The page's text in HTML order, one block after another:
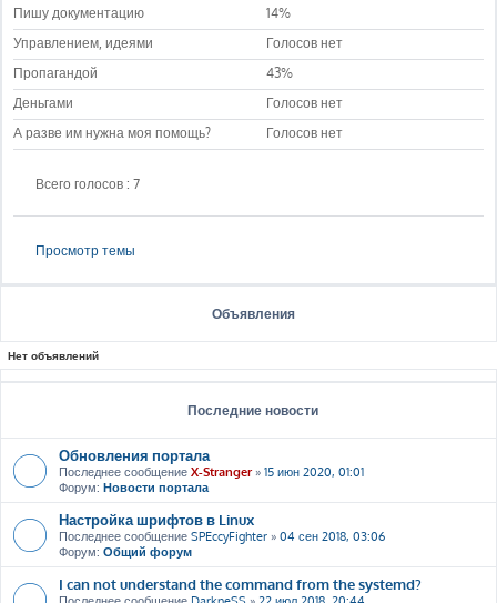
Пишу документацию
14%
Управлением, идеями
Голосов нет
Пропагандой
43%
Деньгами
Голосов нет
А разве им нужна моя помощь?
Голосов нет
Всего голосов : 7
Просмотр темы
Объявления
Нет объявлений
Последние новости
Обновления портала
Последнее сообщение X-Stranger» 15 июн 2020, 01:01
Форум: Новости портала
Настройка шрифтов в Linux
Последнее сообщение SPEccyFighter » 04 сен 2018, 03:06
Форум: Общий форум
I can not understand the command from the systemd?